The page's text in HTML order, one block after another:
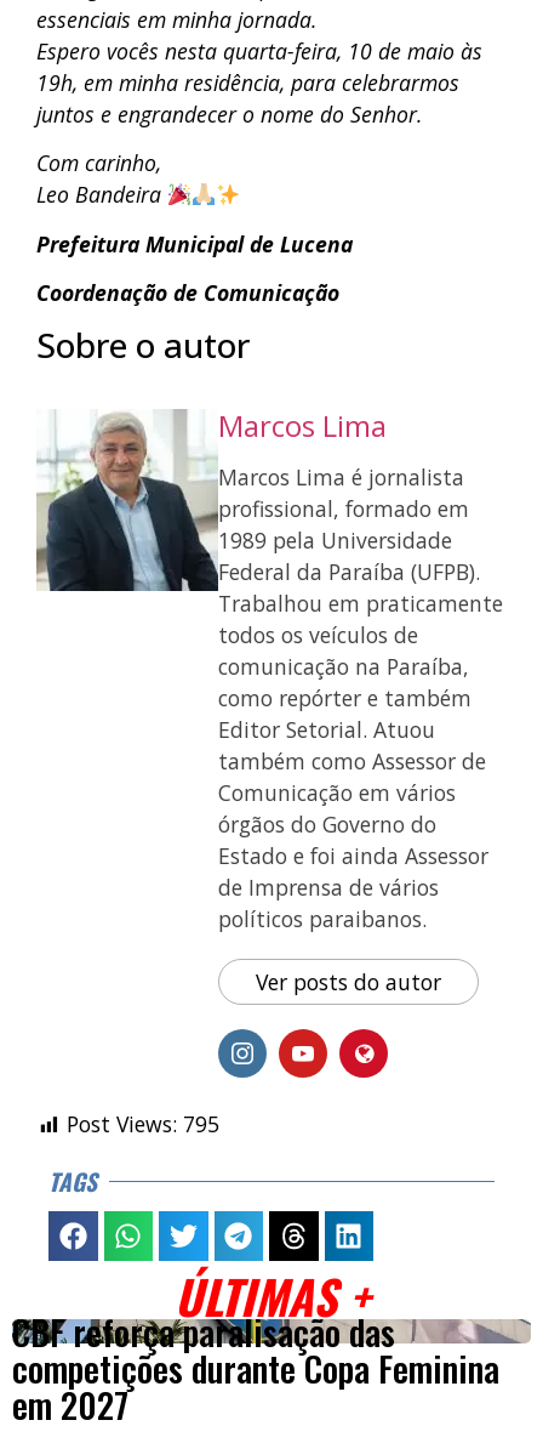
essenciais em minha jornada.
Espero vocês nesta quarta-feira, 10 de maio às
19h, em minha residência, para celebrarmos
juntos e engrandecer o nome do Senhor.
Com carinho,
Leo Bandeira
Prefeitura Municipal de Lucena
Coordenação de Comunicação
Sobre o autor
Marcos Lima
Marcos Lima é jornalista
profissional, formado em
1989 pela Universidade
Federal da Paraíba (UFPB).
Trabalhou em praticamente
todos os veículos de
comunicação na Paraíba,
como repórter e também
Editor Setorial. Atuou
também como Assessor de
Comunicação em vários
órgãos do Governo do
Estado e foi ainda Assessor
de Imprensa de vários
políticos paraibanos.
Ver posts do autor
Post Views: 795
TAGS
ÚLTIMAS +
CBF reforça paralisação das
competições durante Copa Feminina
em 2027